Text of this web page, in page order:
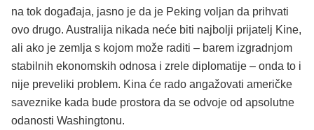
na tok događaja, jasno je da je Peking voljan da prihvati
ovo drugo. Australija nikada neće biti najbolji prijatelj Kine,
ali ako je zemlja s kojom može raditi – barem izgradnjom
stabilnih ekonomskih odnosa i zrele diplomatije – onda to i
nije preveliki problem. Kina će rado angažovati američke
saveznike kada bude prostora da se odvoje od apsolutne
odanosti Washingtonu.